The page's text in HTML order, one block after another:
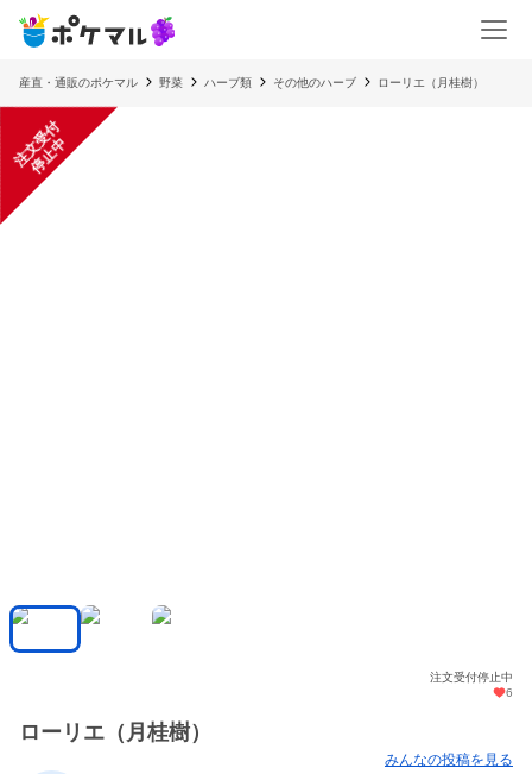
産直・通販のポケマル 野菜 ハーブ類 その他のハーブ ローリエ（月桂樹）
注
文
受
付
停
止
中
注文受付停止中
6
ローリエ（月桂樹）
みんなの投稿を見る